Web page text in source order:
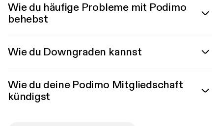
Wie du häufige Probleme mit Podimo
behebst
Wie du Downgraden kannst
Wie du deine Podimo Mitgliedschaft
kündigst